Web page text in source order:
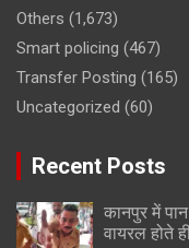
Others (1,673)
Smart policing (467)
Transfer Posting (165)
Uncategorized (60)
Recent Posts
कानपुर में
वायरल होते